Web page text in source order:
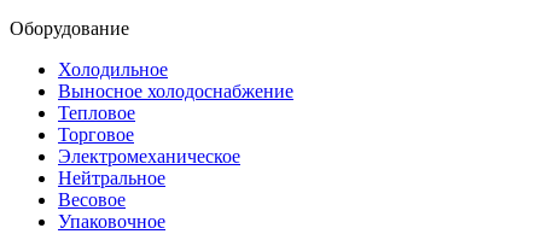
Оборудование
Холодильное
Выносное холодоснабжение
Тепловое
Торговое
Электромеханическое
Нейтральное
Весовое
Упаковочное